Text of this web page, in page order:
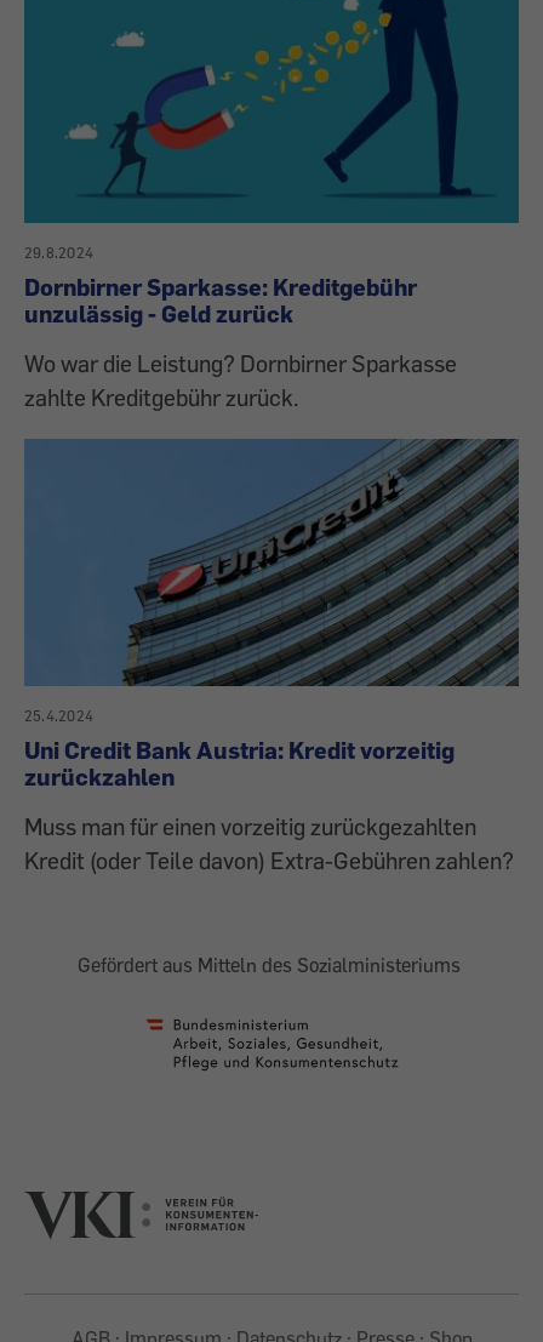
29.8.2024
Dornbirner Sparkasse: Kreditgebühr
unzulässig - Geld zurück
Wo war die Leistung? Dornbirner Sparkasse
zahlte Kreditgebühr zurück.
25.4.2024
Uni Credit Bank Austria: Kredit vorzeitig
zurückzahlen
Muss man für einen vorzeitig zurückgezahlten
Kredit (oder Teile davon) Extra-Gebühren zahlen?
Gefördert aus Mitteln des Sozialministeriums